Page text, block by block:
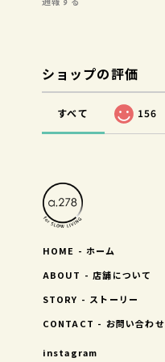
ショップの評価
すべて 156
HOME - ホーム
ABOUT - 店舗について
STORY - ストーリー
CONTACT - お問い合わせ
instagram